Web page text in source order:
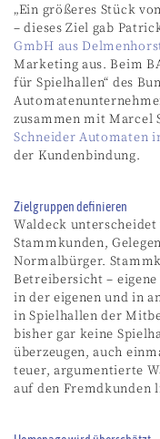
„Ein größeres Stück
– dieses Ziel gab
GmbH aus
Marketing aus. Beim
für Spielhallen“ des
zusammen mit Marcel
Schneider Automaten
der Kundenbindung.
Zielgruppen definieren
Waldeck
Stammkunden,
Normalbürger.
Betreibersicht –
in der eigenen und in
in Spielhallen der
bisher gar keine
überzeugen, auch
teuer, argumentierte
auf den Fremdkunden